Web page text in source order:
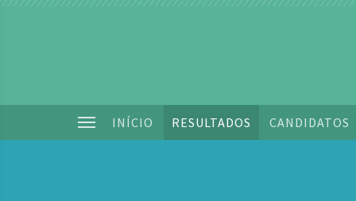
INÍCIO RESULTADOS CANDIDATOS